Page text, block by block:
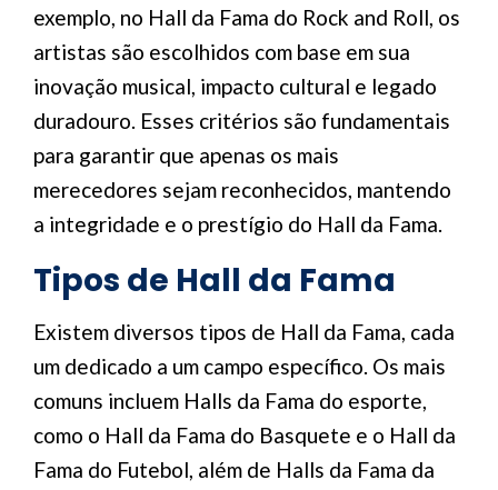
exemplo, no Hall da Fama do Rock and Roll, os
artistas são escolhidos com base em sua
inovação musical, impacto cultural e legado
duradouro. Esses critérios são fundamentais
para garantir que apenas os mais
merecedores sejam reconhecidos, mantendo
a integridade e o prestígio do Hall da Fama.
Tipos de Hall da Fama
Existem diversos tipos de Hall da Fama, cada
um dedicado a um campo específico. Os mais
comuns incluem Halls da Fama do esporte,
como o Hall da Fama do Basquete e o Hall da
Fama do Futebol, além de Halls da Fama da